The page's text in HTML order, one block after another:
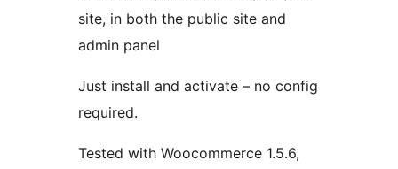
site, in both the public site and
admin panel
Just install and activate – no config
required.
Tested with Woocommerce 1.5.6,